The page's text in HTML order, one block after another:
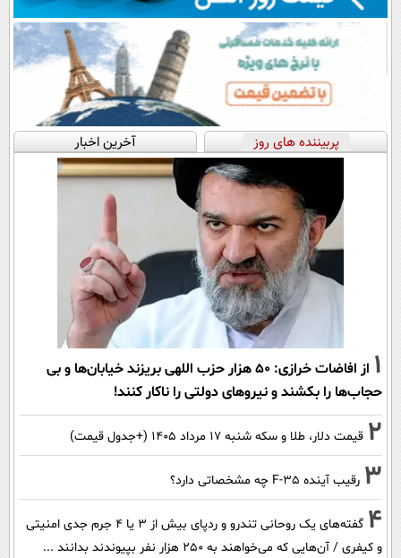
پربیننده های روز آخرین اخبار
1
از افاضات خرازی: ۵۰ هزار حزب اللهی بریزند خیابان‌ها و بی
حجاب‌ها را بکشند و نیرو‌های دولتی را ناکار کنند!
2 قیمت دلار، طلا و سکه شنبه ۱۷ مرداد ۱۴۰۵ (+جدول قیمت)
3 رقیب آینده F-35 چه مشخصاتی دارد؟
4
گفته‌های یک روحانی تندرو و ردپای بیش از ۳ یا ۴ جرم جدی امنیتی
و کیفری / آن‌هایی که می‌خواهند به ۲۵۰ هزار نفر بپیوندند بدانند ...